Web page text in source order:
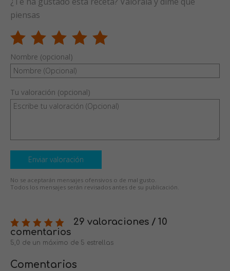
piensas
Nombre (opcional)
Tu valoración (opcional)
Enviar valoración
No se aceptarán mensajes ofensivos o de mal gusto.
Todos los mensajes serán revisados antes de su publicación.
29 valoraciones / 10
comentarios
5,0 de un máximo de 5 estrellas
Comentarios